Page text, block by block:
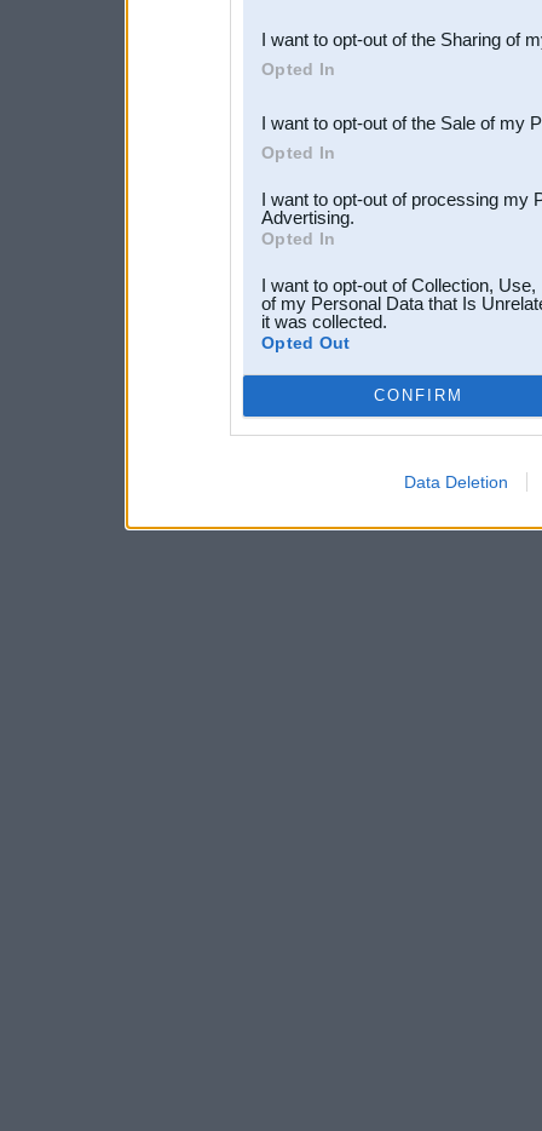
Downstream Participants
third parties.
I want to opt-out of the Sharing of
Opted In
I want to opt-out of the Sale of my
Opted In
I want to opt-out of processing my
Advertising.
Opted In
I want to opt-out of Collection,
of my Personal Data that Is
it was collected.
Opted Out
CONFIRM
Data Deletion